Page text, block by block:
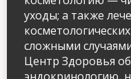
уходы; а также
сложными
Центр Здоровья